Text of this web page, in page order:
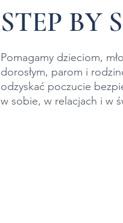
STEP BY
Pomagamy dzieciom,
dorosłym, parom i
odzyskać poczucie
w sobie, w relacjach i w